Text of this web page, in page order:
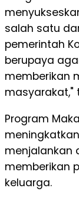
salah satu
pemerintah
berupaya
memberikan
masyarakat,"
Program
menjalankan
memberikan
keluarga.